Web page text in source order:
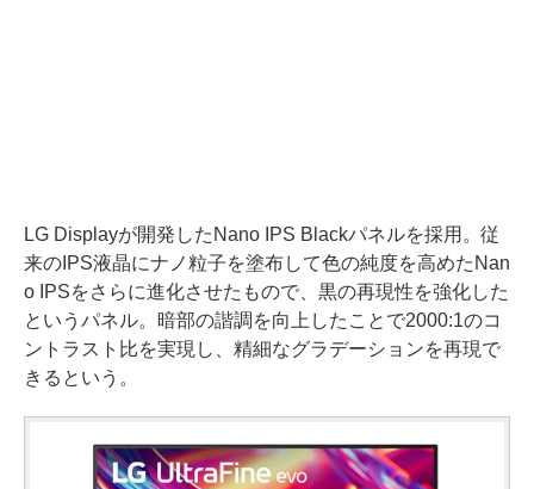
LG Displayが開発したNano IPS Blackパネルを採用。従
来のIPS液晶にナノ粒子を塗布して色の純度を高めたNan
o IPSをさらに進化させたもので、黒の再現性を強化した
というパネル。暗部の諧調を向上したことで2000:1のコ
ントラスト比を実現し、精細なグラデーションを再現で
きるという。